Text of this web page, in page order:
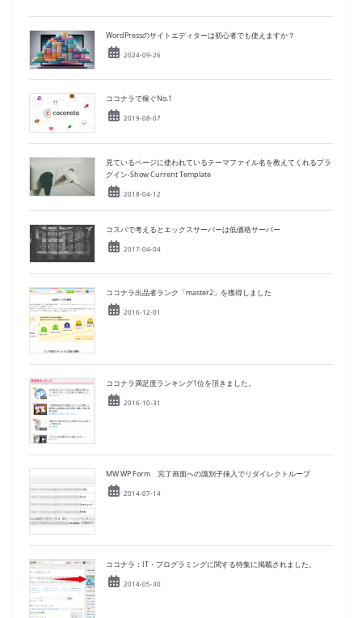
b
o
o
k
dI
n
y st Li
k
WordPressのサイトエディターは初心者でも使えますか？
2024-09-26
ココナラで稼ぐNo.1
2019-08-07
見ているページに使われているテーマファイル名を教えてくれるプラ
グイン-Show Current Template
2018-04-12
コスパで考えるとエックスサーバーは低価格サーバー
2017-04-04
ココナラ出品者ランク「master2」を獲得しました
2016-12-01
ココナラ満足度ランキング1位を頂きました。
2016-10-31
MW WP Form 完了画面への識別子挿入でリダイレクトループ
2014-07-14
ココナラ：IT・プログラミングに関する特集に掲載されました。
2014-05-30